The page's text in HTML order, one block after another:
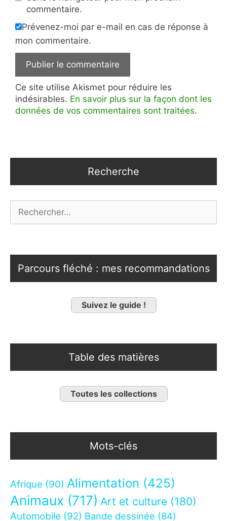
commentaire.
Prévenez-moi par e-mail en cas de réponse à
mon commentaire.
Ce site utilise Akismet pour réduire les
indésirables. En savoir plus sur la façon dont les
données de vos commentaires sont traitées.
Recherche
Parcours fléché : mes recommandations
Suivez le guide !
Table des matières
Toutes les collections
Mots-clés
Afrique (90) Alimentation (425)
Animaux (717) Art et culture (180)
Automobile (92) Bande dessinée (84)